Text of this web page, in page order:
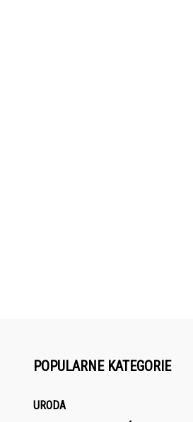
POPULARNE KATEGORIE
URODA